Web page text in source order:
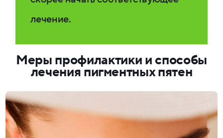
лечение.
Меры профилактики и способы
лечения пигментных пятен